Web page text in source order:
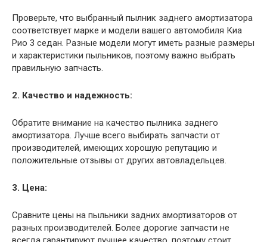
Проверьте, что выбранный пылник заднего амортизатора
соответствует марке и модели вашего автомобиля Киа
Рио 3 седан. Разные модели могут иметь разные размеры
и характеристики пыльников, поэтому важно выбрать
правильную запчасть.
2. Качество и надежность:
Обратите внимание на качество пылника заднего
амортизатора. Лучше всего выбирать запчасти от
производителей, имеющих хорошую репутацию и
положительные отзывы от других автовладельцев.
3. Цена:
Сравните цены на пыльники задних амортизаторов от
разных производителей. Более дорогие запчасти не